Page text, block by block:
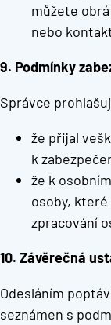
můžete
nebo
9. Podmínky
Správce
že přijal
k
že k
osoby,
zpracování
10. Závěrečná
Odesláním
seznámen s